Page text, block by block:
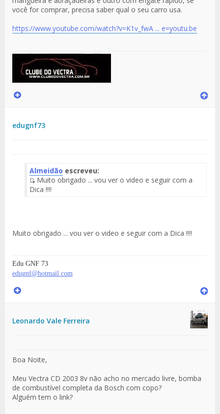
você for comprar, precisa saber qual o seu carro usa.
https://www.youtube.com/watch?v=K1v_fwA ... e=youtu.be
edugnf73
Almeidão escreveu:
Fuente
Muito obrigado ... vou ver o video e seguir com a
Dica !!!!
Muito obrigado ... vou ver o video e seguir com a Dica !!!!
Edu GNF 73
edugnf@hotmail.com
Leonardo Vale Ferreira
Boa Noite,
Meu Vectra CD 2003 8v não acho no mercado livre, bomba
de combustível completa da Bosch com copo?
Alguém tem o link?